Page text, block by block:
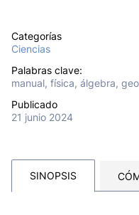
Categorías
Ciencias
Palabras clave:
manual, física, álgebra,
Publicado
21 junio 2024
SINOPSIS